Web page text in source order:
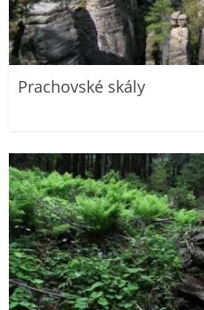
Prachovské skály